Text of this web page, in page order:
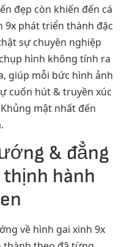
đẹp còn khiến đến cá
9x phát triển thành đặc
sự chuyên nghiệp
hình không tính ra
giúp mỗi bức hình ảnh
cuốn hút & truyền xúc
mật nhất đến
& đẳng
hành
về hình gai xinh 9x